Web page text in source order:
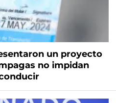
un proyecto
no impidan